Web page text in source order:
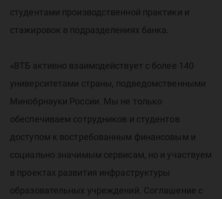
студентами производственной практики и
стажировок в подразделениях банка.
«ВТБ активно взаимодействует с более 140
университетами страны, подведомственными
Минобрнауки России. Мы не только
обеспечиваем сотрудников и студентов
доступом к востребованным финансовым и
социально значимым сервисам, но и участвуем
в проектах развития инфраструктуры
образовательных учреждений. Соглашение с